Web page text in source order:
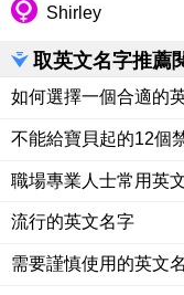
Shirley
取英文名字推薦
如何選擇一個合適的
不能給寶貝起的12個
職場專業人士常用英
流行的英文名字
需要謹慎使用的英文